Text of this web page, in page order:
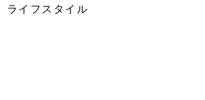
ライフスタイル